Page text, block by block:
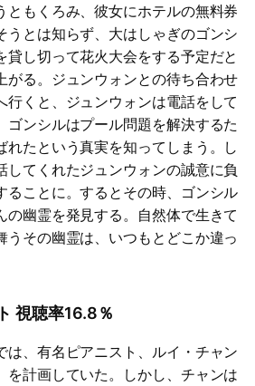
ともくろみ、彼女にホテルの無料券
うとは知らず、大はしゃぎのゴンシ
貸し切って花火大会をする予定だと
がる。ジュンウォンとの待ち合わせ
行くと、ジュンウォンは電話をして
ゴンシルはプール問題を解決するた
れたという真実を知ってしまう。し
してくれたジュンウォンの誠意に負
ることに。するとその時、ゴンシル
の幽霊を発見する。自然体で生きて
うその幽霊は、いつもとどこか違っ
視聴率16.8％
は、有名ピアニスト、ルイ・チャン
を計画していた。しかし、チャンは